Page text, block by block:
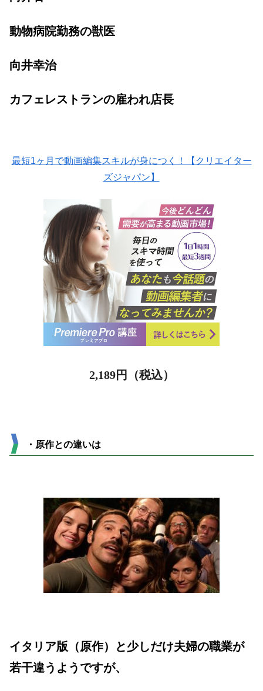
動物病院勤務の獣医
向井幸治
カフェレストランの雇われ店長
最短1ヶ月で動画編集スキルが身につく！【クリエイター
ズジャパン】
2,189円（税込）
・原作との違いは
イタリア版（原作）と少しだけ夫婦の職業が
若干違うようですが、